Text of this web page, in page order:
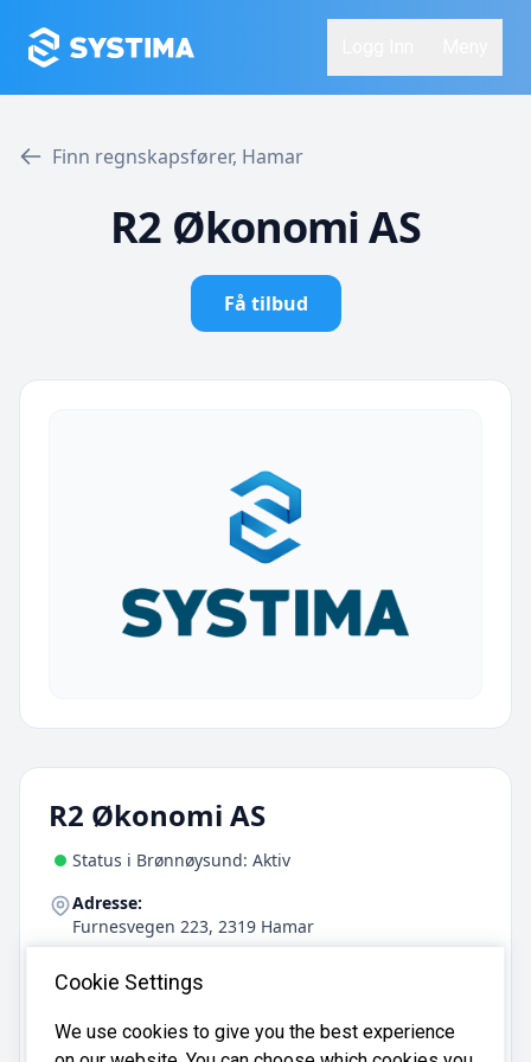
Finn regnskapsfører, Hamar
R2 Økonomi AS
Få tilbud
R2 Økonomi AS
Status i Brønnøysund: Aktiv
Adresse:
Furnesvegen 223, 2319 Hamar
17
Cookie Settings
We use cookies to give you the best experience